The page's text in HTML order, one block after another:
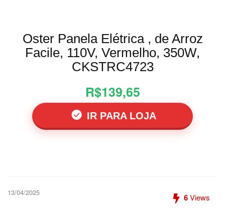
Oster Panela Elétrica , de Arroz
Facile, 110V, Vermelho, 350W,
CKSTRC4723
R$139,65
IR PARA LOJA
13/04/2025 6Views